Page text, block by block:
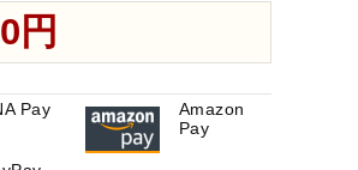
円
Pay
Amazon
Pay